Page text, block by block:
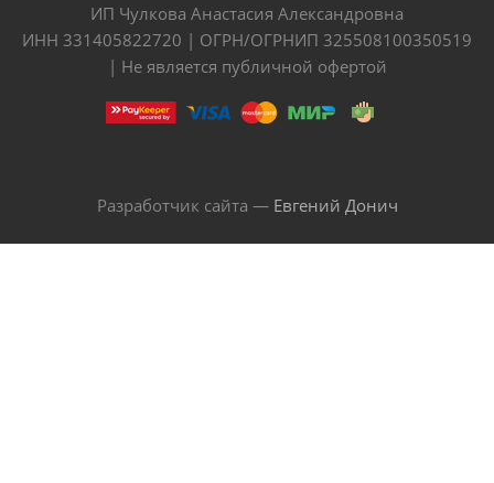
ИП Чулкова Анастасия Александровна
ИНН 331405822720 | ОГРН/ОГРНИП 325508100350519
| Не является публичной офертой
Разработчик сайта — Евгений Донич